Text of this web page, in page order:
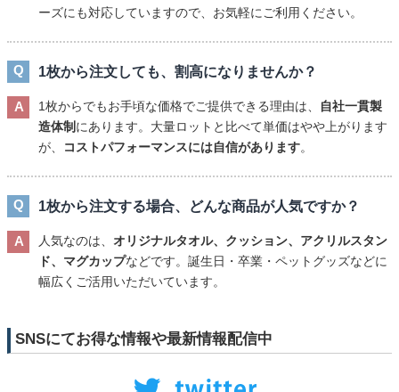
ーズにも対応していますので、お気軽にご利用ください。
1枚から注文しても、割高になりませんか？
1枚からでもお手頃な価格でご提供できる理由は、
自社一貫製
造体制 にあります。大量ロットと比べて単価はやや上がります
が、
コストパフォーマンスには自信があります。
1枚から注文する場合、どんな商品が人気ですか？
人気なのは、 オリジナルタオル、クッション、アクリルスタン
ド、マグカップなどです。誕生日・卒業・ペットグッズなどに
幅広くご活用いただいています。
SNSにてお得な情報や最新情報配信中